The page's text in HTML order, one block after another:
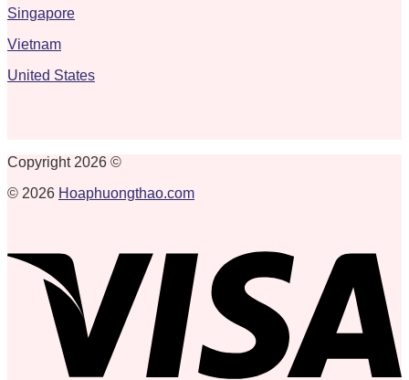
Singapore
Vietnam
United States
Copyright 2026 ©
© 2026 Hoaphuongthao.com